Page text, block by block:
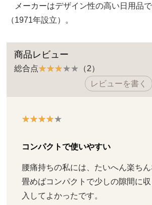
メーカーはデザイン性の高い日用品
（1971年設立）。
商品レビュー
総合点
（2）
レビューを書く
コンパクトで使いやすい
腰痛持ちの私には、たいへん楽ちん
畳めばコンパクトで少しの隙間に
入してよかったです。